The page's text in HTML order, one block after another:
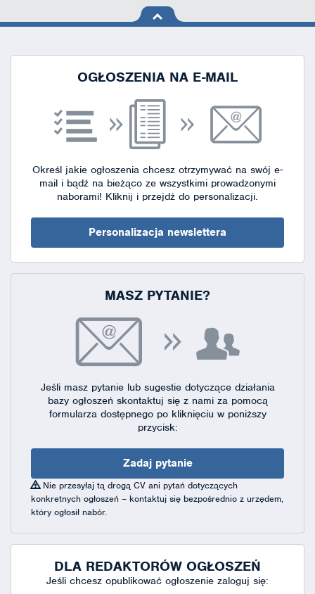
na górę
OGŁOSZENIA NA E-MAIL
Określ jakie ogłoszenia chcesz otrzymywać na swój e-
mail i bądź na bieżąco ze wszystkimi prowadzonymi
naborami! Kliknij i przejdź do personalizacji.
Personalizacja newslettera
MASZ PYTANIE?
Jeśli masz pytanie lub sugestie dotyczące działania
bazy ogłoszeń skontaktuj się z nami za pomocą
formularza dostępnegopo kliknięciu w poniższy
przycisk:
Zadaj pytanie
Nie przesyłaj tą drogą CV ani pytań dotyczących
konkretnych ogłoszeń – kontaktuj się bezpośrednio z urzędem,
który ogłosił nabór.
DLA REDAKTORÓW OGŁOSZEŃ
Jeśli chcesz opublikować ogłoszenie zaloguj się: